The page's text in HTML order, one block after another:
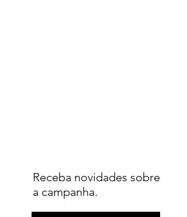
Receba novidades sobre
a campanha.